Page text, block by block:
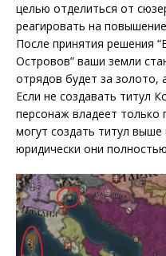
целью отделиться от
реагировать на
После принятия решения
Островов” ваши земли
отрядов будет за золото,
Если не создавать титул
персонаж владеет только
могут создать титул
юридически они